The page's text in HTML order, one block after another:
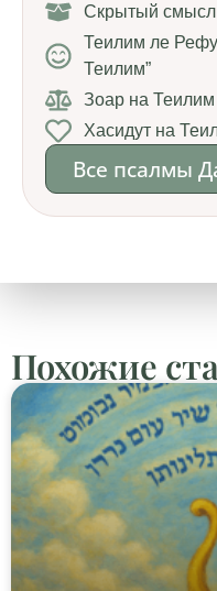
Скрытый
Теилим ле
Теилим”
Зоар на Теилим
Хасидут на
Все псалмы
Похожие